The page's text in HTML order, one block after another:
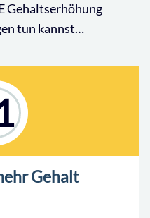
Gehaltserhöhung
tun kannst…
Gehalt